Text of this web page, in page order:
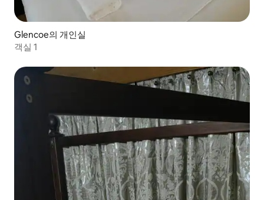
Glencoe의 개인실
객실 1